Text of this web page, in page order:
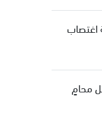
اغتصاب
محامٍ